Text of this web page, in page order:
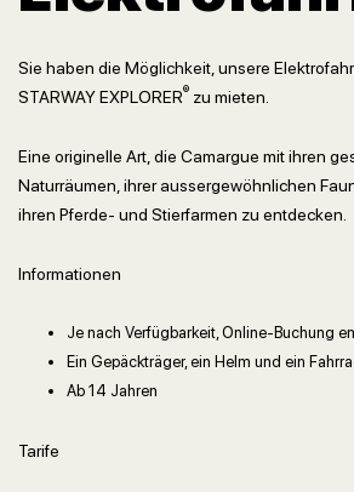
Sie haben die Möglichkeit, unsere
STARWAY EXPLORER® zu mieten.
Eine originelle Art, die Camargue mit ihren
Naturräumen, ihrer aussergewöhnlichen
ihren Pferde- und Stierfarmen zu entdecken.
Informationen
Je nach Verfügbarkeit, Online-Buchung
Ein Gepäckträger, ein Helm und ein
Ab 14 Jahren
Tarife